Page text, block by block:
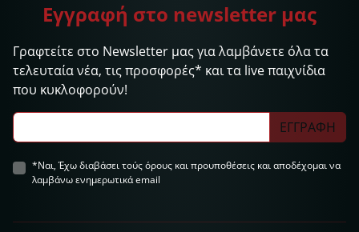
Εγγραφή στο newsletter μας
Γραφτείτε στο Newsletter μας για λαμβάνετε όλα τα
τελευταία νέα, τις προσφορές* και τα live παιχνίδια
που κυκλοφορούν!
ΕΓΓΡΑΦΗ
*Ναι, Έχω διαβάσει τούς όρους και προυποθέσεις και αποδέχομαι να
λαμβάνω ενημερωτικά email